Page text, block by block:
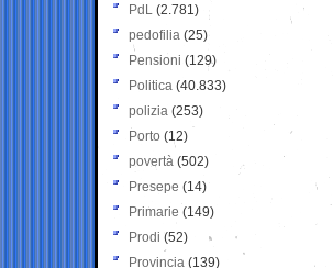
PdL (2.781)
pedofilia (25)
Pensioni (129)
Politica (40.833)
polizia (253)
Porto (12)
povertà (502)
Presepe (14)
Primarie (149)
Prodi (52)
Provincia (139)